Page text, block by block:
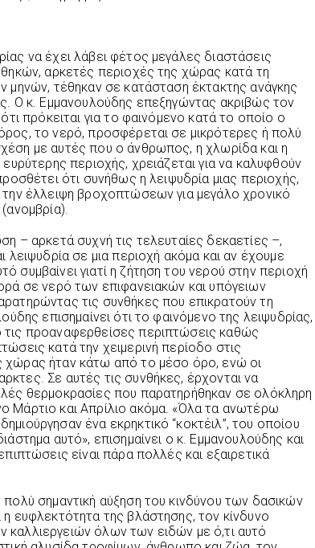
να έχει λάβει φέτος μεγάλες διαστάσεις
αρκετές περιοχές της χώρας κατά τη
μηνών, τέθηκαν σε κατάσταση έκτακτης ανάγκης
Ο κ. Εμμανουλούδης επεξηγώντας ακριβώς τον
πρόκειται για το φαινόμενο κατά το οποίο ο
το νερό, προσφέρεται σε μικρότερες ή πολύ
με αυτές που ο άνθρωπος, η χλωρίδα και η
περιοχής, χρειάζεται για να καλυφθούν
ότι συνήθως η λειψυδρία μιας περιοχής,
την έλλειψη βροχοπτώσεων για μεγάλο χρονικό
– αρκετά συχνή τις τελευταίες δεκαετίες –,
λειψυδρία σε μια περιοχή ακόμα και αν έχουμε
συμβαίνει γιατί η ζήτηση του νερού στην περιοχή
σε νερό των επιφανειακών και υπόγειων
τις συνθήκες που επικρατούν τη
επισημαίνει ότι το φαινόμενο της λειψυδρίας,
προαναφερθείσες περιπτώσεις καθώς
κατά την χειμερινή περίοδο στις
χώρας ήταν κάτω από το μέσο όρο, ενώ οι
Σε αυτές τις συνθήκες, έρχονται να
θερμοκρασίες που παρατηρήθηκαν σε ολόκληρη
Μάρτιο και Απρίλιο ακόμα. «Όλα τα ανωτέρω
ένα εκρηκτικό “κοκτέιλ”, του οποίου
αυτό», επισημαίνει ο κ. Εμμανουλούδης και
είναι πάρα πολλές και εξαιρετικά
πολύ σημαντική αύξηση του κινδύνου των δασικών
η ευφλεκτότητα της βλάστησης, τον κίνδυνο
όλων των ειδών με ό,τι αυτό